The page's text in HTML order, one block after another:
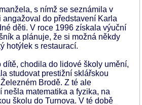
s nímž se seznámila v
angažoval do představení Karla
děti. V roce 1996 získala výuční
a plánuje, že si možná někdy
hotýlek s restaurací.
chodila do lidové školy umění,
studovat prestižní sklářskou
Brodě. Z té ale
nešla matematika a fyzika, na
školu do Turnova. V té době